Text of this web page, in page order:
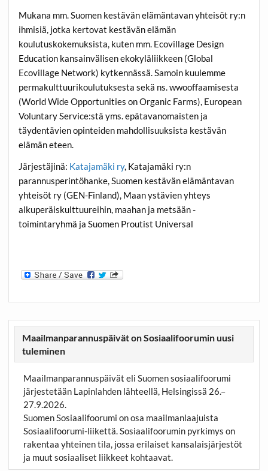
Mukana mm. Suomen kestävän elämäntavan yhteisöt ry:n
ihmisiä, jotka kertovat kestävän elämän
koulutuskokemuksista, kuten mm. Ecovillage Design
Education kansainvälisen ekokyläliikkeen (Global
Ecovillage Network) kytkennässä. Samoin kuulemme
permakulttuurikoulutuksesta sekä ns. wwooffaamisesta
(World Wide Opportunities on Organic Farms), European
Voluntary Service:stä yms. epätavanomaisten ja
täydentävien opinteiden mahdollisuuksista kestävän
elämän eteen.
Järjestäjinä: Katajamäki ry, Katajamäki ry:n
parannusperintöhanke, Suomen kestävän elämäntavan
yhteisöt ry (GEN-Finland), Maan ystävien yhteys
alkuperäiskulttuureihin, maahan ja metsään -
toimintaryhmä ja Suomen Proutist Universal
Maailmanparannuspäivät on Sosiaalifoorumin uusi
tuleminen
Maailmanparannuspäivät eli Suomen sosiaalifoorumi
järjestetään Lapinlahden lähteellä, Helsingissä 26.–
27.9.2026.
Suomen Sosiaalifoorumi on osa maailmanlaajuista
Sosiaalifoorumi-liikettä. Sosiaalifoorumin pyrkimys on
rakentaa yhteinen tila, jossa erilaiset kansalaisjärjestöt
ja muut sosiaaliset liikkeet kohtaavat.